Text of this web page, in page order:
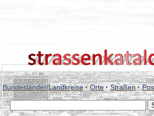
Bundesländer/Landkreise·Orte·Straßen·